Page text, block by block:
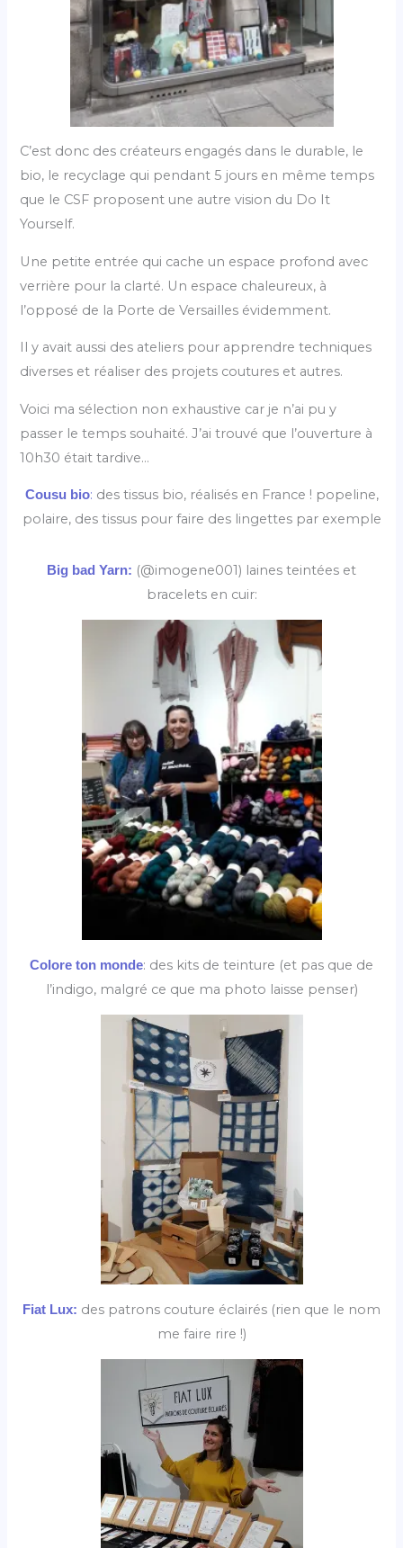
C’est donc des créateurs engagés dans le durable, le
bio, le recyclage qui pendant 5 jours en même temps
que le CSF proposent une autre vision du Do It
Yourself.
Une petite entrée qui cache un espace profond avec
verrière pour la clarté. Un espace chaleureux, à
l’opposé de la Porte de Versailles évidemment.
Il y avait aussi des ateliers pour apprendre techniques
diverses et réaliser des projets coutures et autres.
Voici ma sélection non exhaustive car je n’ai pu y
passer le temps souhaité. J’ai trouvé que l’ouverture à
10h30 était tardive…
Cousu bio: des tissus bio, réalisés en France ! popeline,
polaire, des tissus pour faire des lingettes par exemple
Big bad Yarn: (@imogene001) laines teintées et
bracelets en cuir:
Colore ton monde: des kits de teinture (et pas que de
l’indigo, malgré ce que ma photo laisse penser)
Fiat Lux: des patrons couture éclairés (rien que le nom
me faire rire !)